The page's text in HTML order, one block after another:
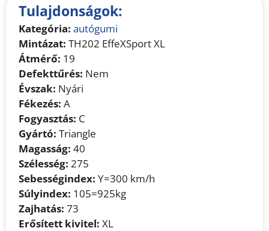
Tulajdonságok:
Kategória: autógumi
Mintázat: TH202 EffeXSport XL
Átmérő: 19
Defekttűrés: Nem
Évszak: Nyári
Fékezés: A
Fogyasztás: C
Gyártó: Triangle
Magasság: 40
Szélesség: 275
Sebességindex: Y=300 km/h
Súlyindex: 105=925kg
Zajhatás: 73
Erősített kivitel: XL